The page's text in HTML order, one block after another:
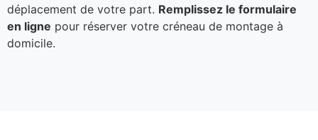
déplacement de votre part. Remplissez le formulaire
en ligne pour réserver votre créneau de montage à
domicile.